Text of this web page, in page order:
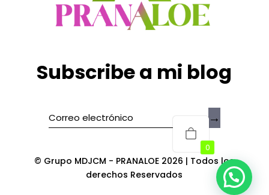
Subscribe a mi blog
→
© Grupo MDJCM - PRANALOE 2026 | Todos los
derechos Reservados
0